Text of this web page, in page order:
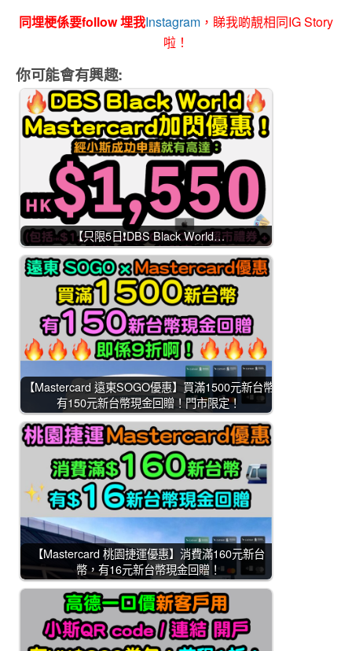
同埋梗係要follow 埋我Instagram ，睇我啲靚相同IG Story
啦！
你可能會有興趣:
【只限5日❗DBS Black World…
【Mastercard 遠東SOGO優惠】買滿1500元新台幣
有150元新台幣現金回贈！門市限定！
【Mastercard 桃園捷運優惠】消費滿160元新台
幣，有16元新台幣現金回贈！